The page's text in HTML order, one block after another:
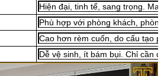
Hiện đại, tinh tế, sang trọng.
Phù hợp với phòng khách,
Cao hơn rèm cuốn, do cấu tạo
Dễ vệ sinh, ít bám bụi. Chỉ cần